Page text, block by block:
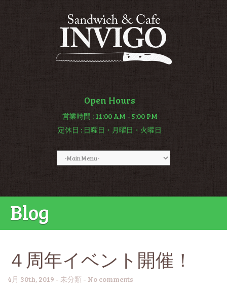
Open Hours
営業時間 : 11:00 AM - 5:00 PM
定休日 : 日曜日・月曜日・火曜日
Blog
４周年イベント開催！
4月 30th, 2019 - 未分類 - No comments